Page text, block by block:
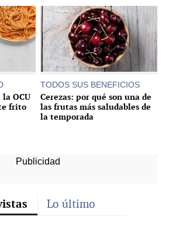
OCU
frito
TODOS SUS BENEFICIOS
Cerezas: por qué son una de
las frutas más saludables de
la temporada
Lo último